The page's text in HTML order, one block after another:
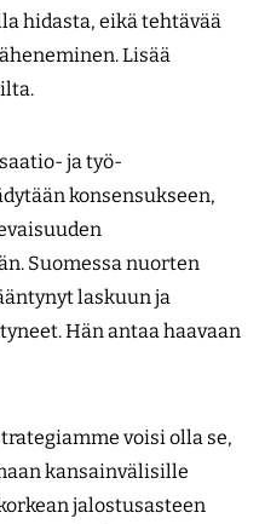
hidasta, eikä tehtävää
Lisää
ja työ­
konsensukseen,
Suomessa nuorten
laskuun ja
Hän antaa haavaan
voisi olla se,
kansainvälisille
jalostusasteen